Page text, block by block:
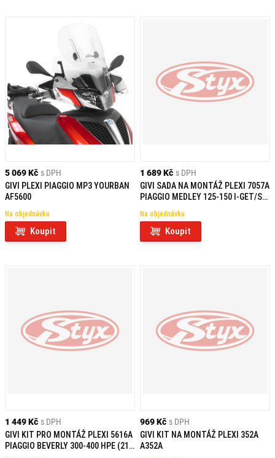
5 069 Kč s DPH
GIVI PLEXI PIAGGIO MP3 YOURBAN
AF5600
Na objednávku
Koupit
1 689 Kč s DPH
GIVI SADA NA MONTÁŽ PLEXI 7057A
PIAGGIO MEDLEY 125-150 I-GET/S
Na objednávku
Koupit
1 449 Kč s DPH
GIVI KIT PRO MONTÁŽ PLEXI 5616A
PIAGGIO BEVERLY 300-400 HPE (21)
969 Kč s DPH
GIVI KIT NA MONTÁŽ PLEXI 352A
A352A